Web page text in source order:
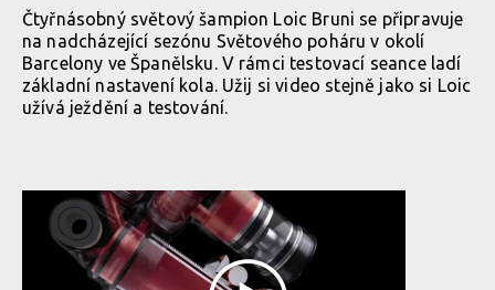
Čtyřnásobný světový šampion Loic Bruni se připravuje
na nadcházející sezónu Světového poháru v okolí
Barcelony ve Španělsku. V rámci testovací seance ladí
základní nastavení kola. Užij si video stejně jako si Loic
užívá ježdění a testování.